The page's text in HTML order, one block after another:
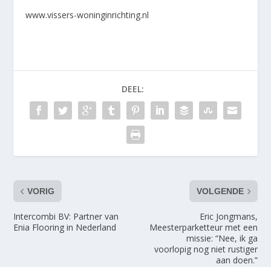
www.vissers-woninginrichting.nl
DEEL:
VORIG
Intercombi BV: Partner van
Enia Flooring in Nederland
VOLGENDE
Eric Jongmans,
Meesterparketteur met een
missie: “Nee, ik ga
voorlopig nog niet rustiger
aan doen.”